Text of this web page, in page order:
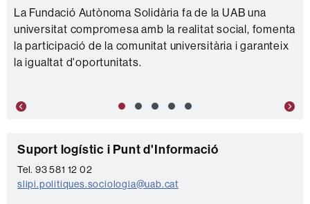
La Fundació Autònoma Solidària fa de la UAB una
universitat compromesa amb la realitat social, fomenta
la participació de la comunitat universitària i garanteix
la igualtat d'oportunitats.
C
o
n
Suport logístic i Punt d'Informació
Tel. 93 581 12 02
slipi.politiques.sociologia@uab.cat